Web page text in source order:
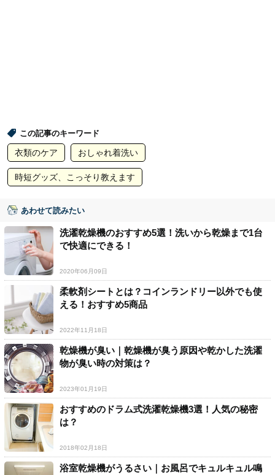
この記事のキーワード
衣類のケア おしゃれ着洗い
時短グッズ、こっそり教えます
あわせて読みたい
洗濯乾燥機のおすすめ5選！洗いから乾燥まで1台
で快適にできる！
2020年06月09日
柔軟剤シートとは？コインランドリー以外でも使
える！おすすめ5商品
2022年11月18日
乾燥機が臭い｜乾燥機が臭う原因や乾かした洗濯
物が臭い時の対策は？
2023年01月19日
おすすめのドラム式洗濯乾燥機3選！人気の秘密
は？
2018年02月18日
浴室乾燥機がうるさい｜お風呂でキュルキュル鳴